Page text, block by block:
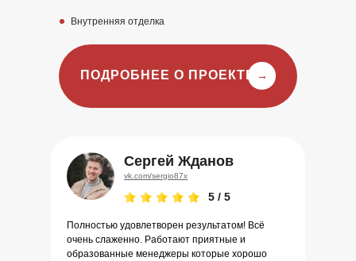
Сергей Жданов
5 / 5
Полностью удовлетворен результатом! Всё
очень слаженно. Работают приятные и
образованные менеджеры которые хорошо
ПОДРОБНЕЕ О ПРОЕКТЕ →
Внутренняя отделка
vk.com/sergio87x